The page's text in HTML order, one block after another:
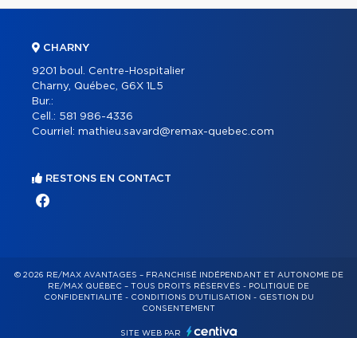
CHARNY
9201 boul. Centre-Hospitalier
Charny, Québec, G6X 1L5
Bur.:
Cell.: 581 986-4336
Courriel: mathieu.savard@remax-quebec.com
RESTONS EN CONTACT
© 2026 RE/MAX AVANTAGES – FRANCHISÉ INDÉPENDANT ET AUTONOME DE
RE/MAX QUÉBEC – TOUS DROITS RÉSERVÉS - POLITIQUE DE
CONFIDENTIALITÉ- CONDITIONS D'UTILISATION - GESTION DU
CONSENTEMENT
SITE WEB PAR